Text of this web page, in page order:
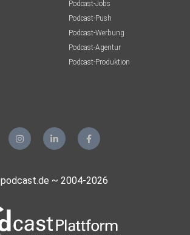
Podcast-Jobs
Podcast-Push
Podcast-Werbung
Podcast-Agentur
Podcast-Produktion
podcast.de ~ 2004-2026